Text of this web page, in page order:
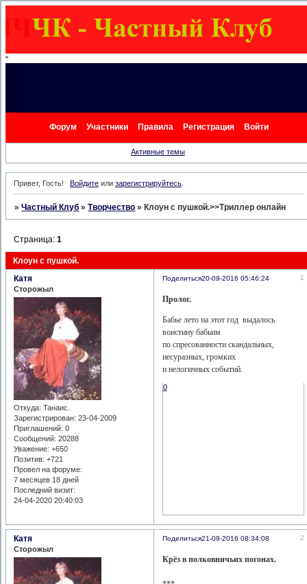
"
Форум Участники Правила Регистрация Войти
Активные темы
Привет, Гость! Войдитеили зарегистрируйтесь.
»Частный Клуб »Творчество »Клоун с пушкой.>>Триллер онлайн
Клоун с пушкой.
Страница:1
Поделиться 1
20-09-2016 05:46:24
Катя
Сторожыл
Откуда: Танаис.
Зарегистрирован: 23-04-2009
Приглашений: 0
Сообщений: 20288
Уважение: +650
Позитив: +721
Провел на форуме:
7 месяцев 18 дней
Последний визит:
24-04-2020 20:40:03
Пролог.
Бабье лето на этот год выдалось
воистину бабьим
по спресованности скандальных,
несуразных, громких
и нелогичных событий.
0
Поделиться 2
21-09-2016 08:34:08
Катя
Сторожыл
Крёз в полковничьих погонах.